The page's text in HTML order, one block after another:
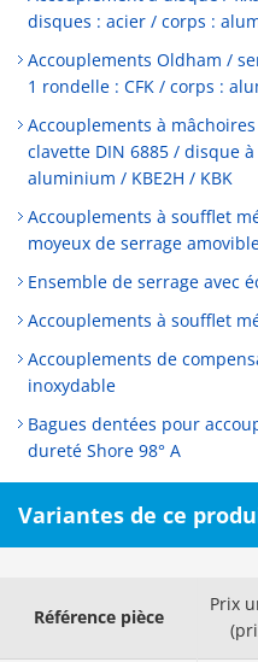
disques : acier / corps :
Accouplements Oldham /
1 rondelle : CFK / corps :
Accouplements à
clavette DIN 6885 / disque
aluminium / KBE2H / KBK
Accouplements à soufflet
moyeux de serrage
Ensemble de serrage avec
Accouplements à soufflet
Accouplements de
inoxydable
Bagues dentées pour
dureté Shore 98° A
Variantes de ce
Référence pièce
Prix